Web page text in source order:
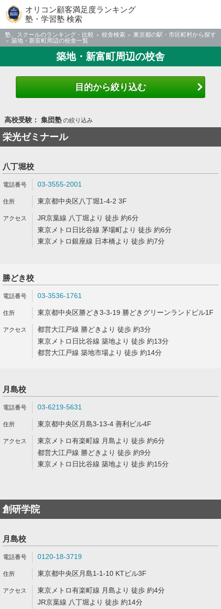
オリコン顧客満足度ランキング
塾・学習塾 検索
塾、スクールのランキング・比較 校舎検索
東京都の駅・市区町村から探す
築地・新富町周辺の校舎一覧
築地・新富町周辺の校舎
目的から絞り込む
高校受験： 集団塾の絞り込み
栄光ゼミナール
八丁堀校
03-3555-2001
東京都中央区八丁堀1-4-2 3F
JR京葉線 八丁堀より 徒歩 約6分
東京メトロ日比谷線 茅場町より 徒歩 約6分
東京メトロ銀座線 日本橋より 徒歩 約7分
勝どき校
03-3536-1761
東京都中央区勝どき3-3-19 勝どきグリーンランドビル1F
都営大江戸線 勝どきより 徒歩 約3分
東京メトロ日比谷線 築地より 徒歩 約13分
都営大江戸線 築地市場より 徒歩 約14分
月島校
03-6219-5631
東京都中央区月島3-13-4 善利ビル4F
東京メトロ有楽町線 月島より 徒歩 約6分
都営大江戸線 勝どきより 徒歩 約9分
東京メトロ日比谷線 築地より 徒歩 約15分
創研学院
月島校
0120-18-3719
東京都中央区月島1-1-10 KTビル3F
東京メトロ有楽町線 月島より 徒歩 約4分
JR京葉線 八丁堀より 徒歩 約14分